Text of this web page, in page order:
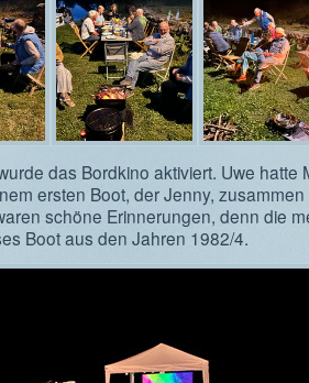
das Bordkino aktiviert. Uwe hatte
ersten Boot, der Jenny, zusammen
schöne Erinnerungen, denn die
Boot aus den Jahren 1982/4.